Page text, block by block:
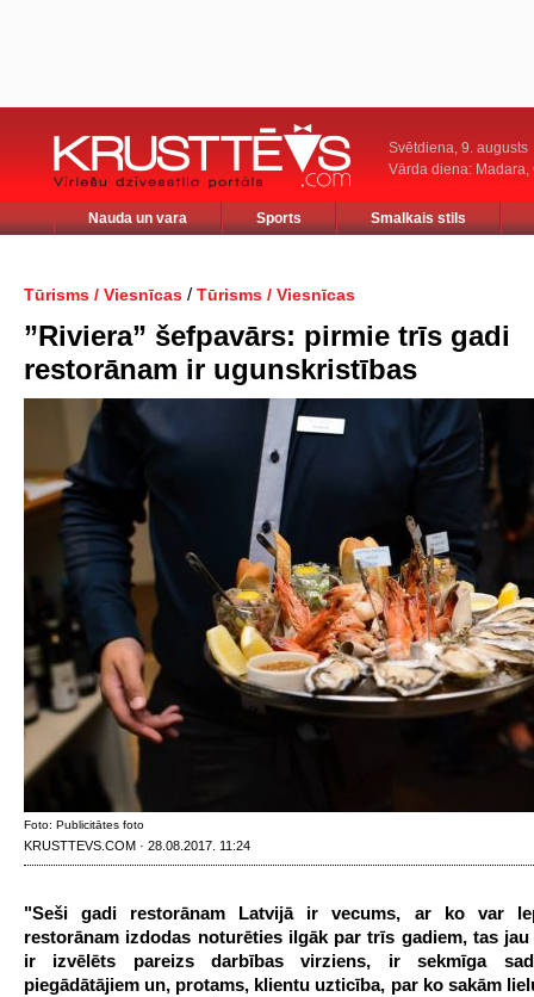
Svētdiena, 9. augusts
Vārda diena: Madara,
Nauda un vara Sports Smalkais stils
Tūrisms / Viesnīcas / Tūrisms / Viesnīcas
”Riviera” šefpavārs: pirmie trīs gadi
restorānam ir ugunskristības
Foto: Publicitātes foto
KRUSTTEVS.COM · 28.08.2017. 11:24
"Seši gadi restorānam Latvijā ir vecums, ar ko var
restorānam izdodas noturēties ilgāk par trīs gadiem, tas
ir izvēlēts pareizs darbības virziens, ir sekmīga
piegādātājiem un, protams, klientu uzticība, par ko sakām